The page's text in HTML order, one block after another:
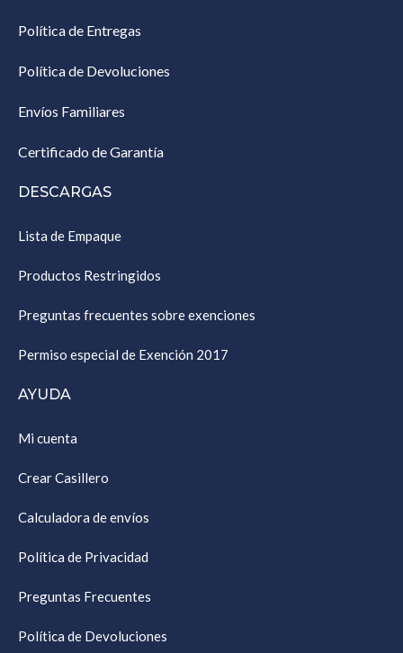
Política de Entregas
Política de Devoluciones
Envíos Familiares
Certificado de Garantía
DESCARGAS
Lista de Empaque
Productos Restringidos
Preguntas frecuentes sobre exenciones
Permiso especial de Exención 2017
AYUDA
Mi cuenta
Crear Casillero
Calculadora de envíos
Política de Privacidad
Preguntas Frecuentes
Política de Devoluciones